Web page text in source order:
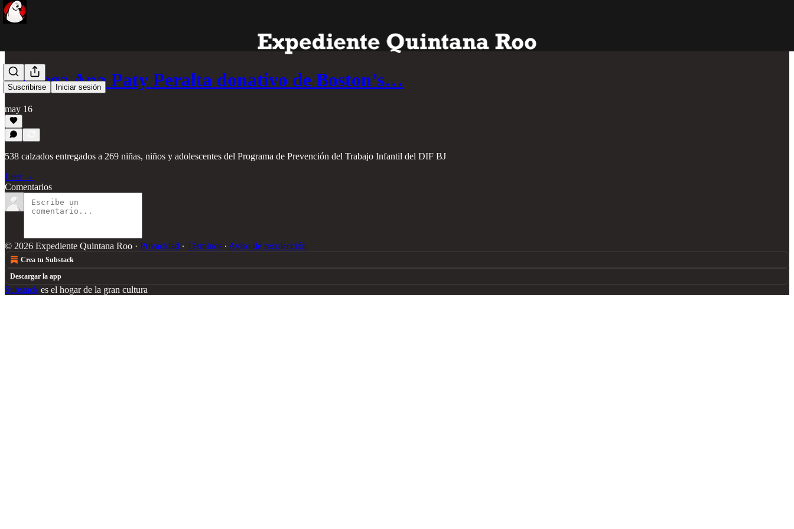
Suscribirse Iniciar sesión
Entrega Ana Paty Peralta donativo de Boston’s…
may 16
538 calzados entregados a 269 niñas, niños y adolescentes del Programa de Prevención del Trabajo Infantil del DIF BJ
Leer →
Comentarios
© 2026 Expediente Quintana Roo · Privacidad ∙ Términos ∙ Aviso de recolección
Crea tu Substack
Descargar la app
Substack es el hogar de la gran cultura